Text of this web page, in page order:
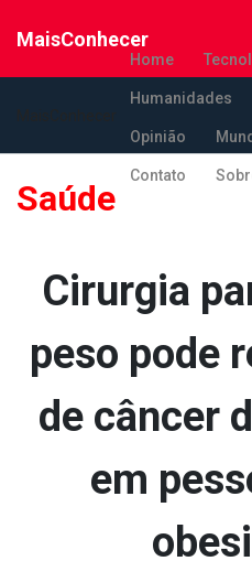
MaisConhecer
Home
Humanidades
Opinião
Contato
Saúde
Cirurgia
peso pode
de câncer
em